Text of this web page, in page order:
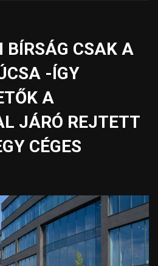
BÍRSÁG CSAK A
-ÍGY
A
JÁRÓ REJTETT
CÉGES